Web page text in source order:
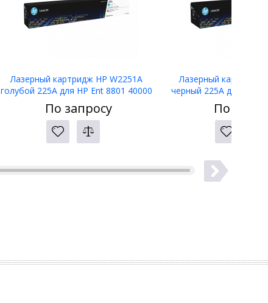
Лазерный картридж HP W2251A
голубой 225A для HP Ent 8801 40000
По запросу
Лазерный картридж
черный 225A для HP
По